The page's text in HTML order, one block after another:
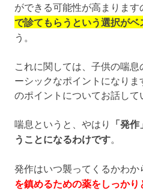
ができる可能性が高まります
で診てもらうという選択がベ
う。
これに関しては、子供の喘
ーシックなポイントになり
のポイントについてお話して
喘息というと、やはり
「発
うことになるわけです。
発作はいつ襲ってくるかわか
を鎮めるための薬をしっか